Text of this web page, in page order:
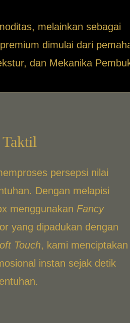
melainkan sebagai
dimulai dari
dan Mekanika
Taktil
persepsi nilai
Dengan melapisi
menggunakan Fancy
yang dipadukan dengan
Touch, kami menciptakan
instan sejak detik